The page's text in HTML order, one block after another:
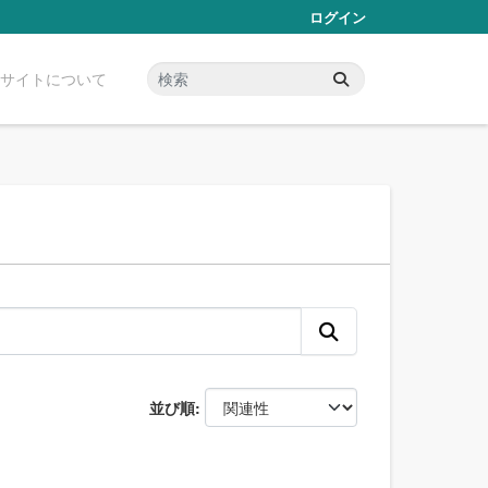
ログイン
イトについて
並び順